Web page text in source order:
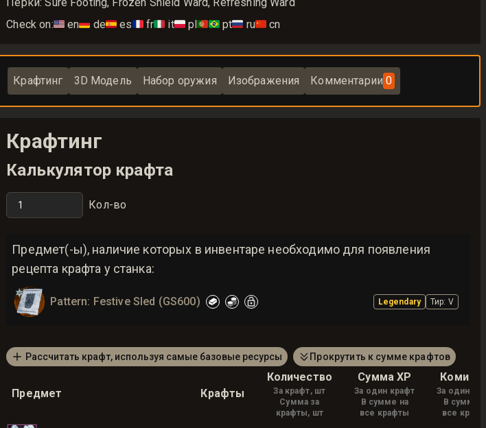
Check on:🇺🇸 en🇩🇪 de🇪🇸 es🇫🇷 fr🇮🇹 it🇵🇱 pl🇵🇹🇧🇷 pt🇷🇺 ru🇨🇳 cn
Крафтинг 3D Модель Набор оружия Изображения Комментарии 0
Крафтинг
Калькулятор крафта
Кол-во
Предмет(-ы), наличие которых в инвентаре необходимо для появления
рецепта крафта у станка:
Pattern: Festive Sled (GS600) Legendary Тир: V
Рассчитать крафт, используя самые базовые ресурсы Прокрутить к сумме крафтов
Предмет Крафты
Количество
За крафт, шт
Сумма за
крафты, шт
Сумма XP
За один крафт
В сумме на
все крафты
За один
В сумме
все